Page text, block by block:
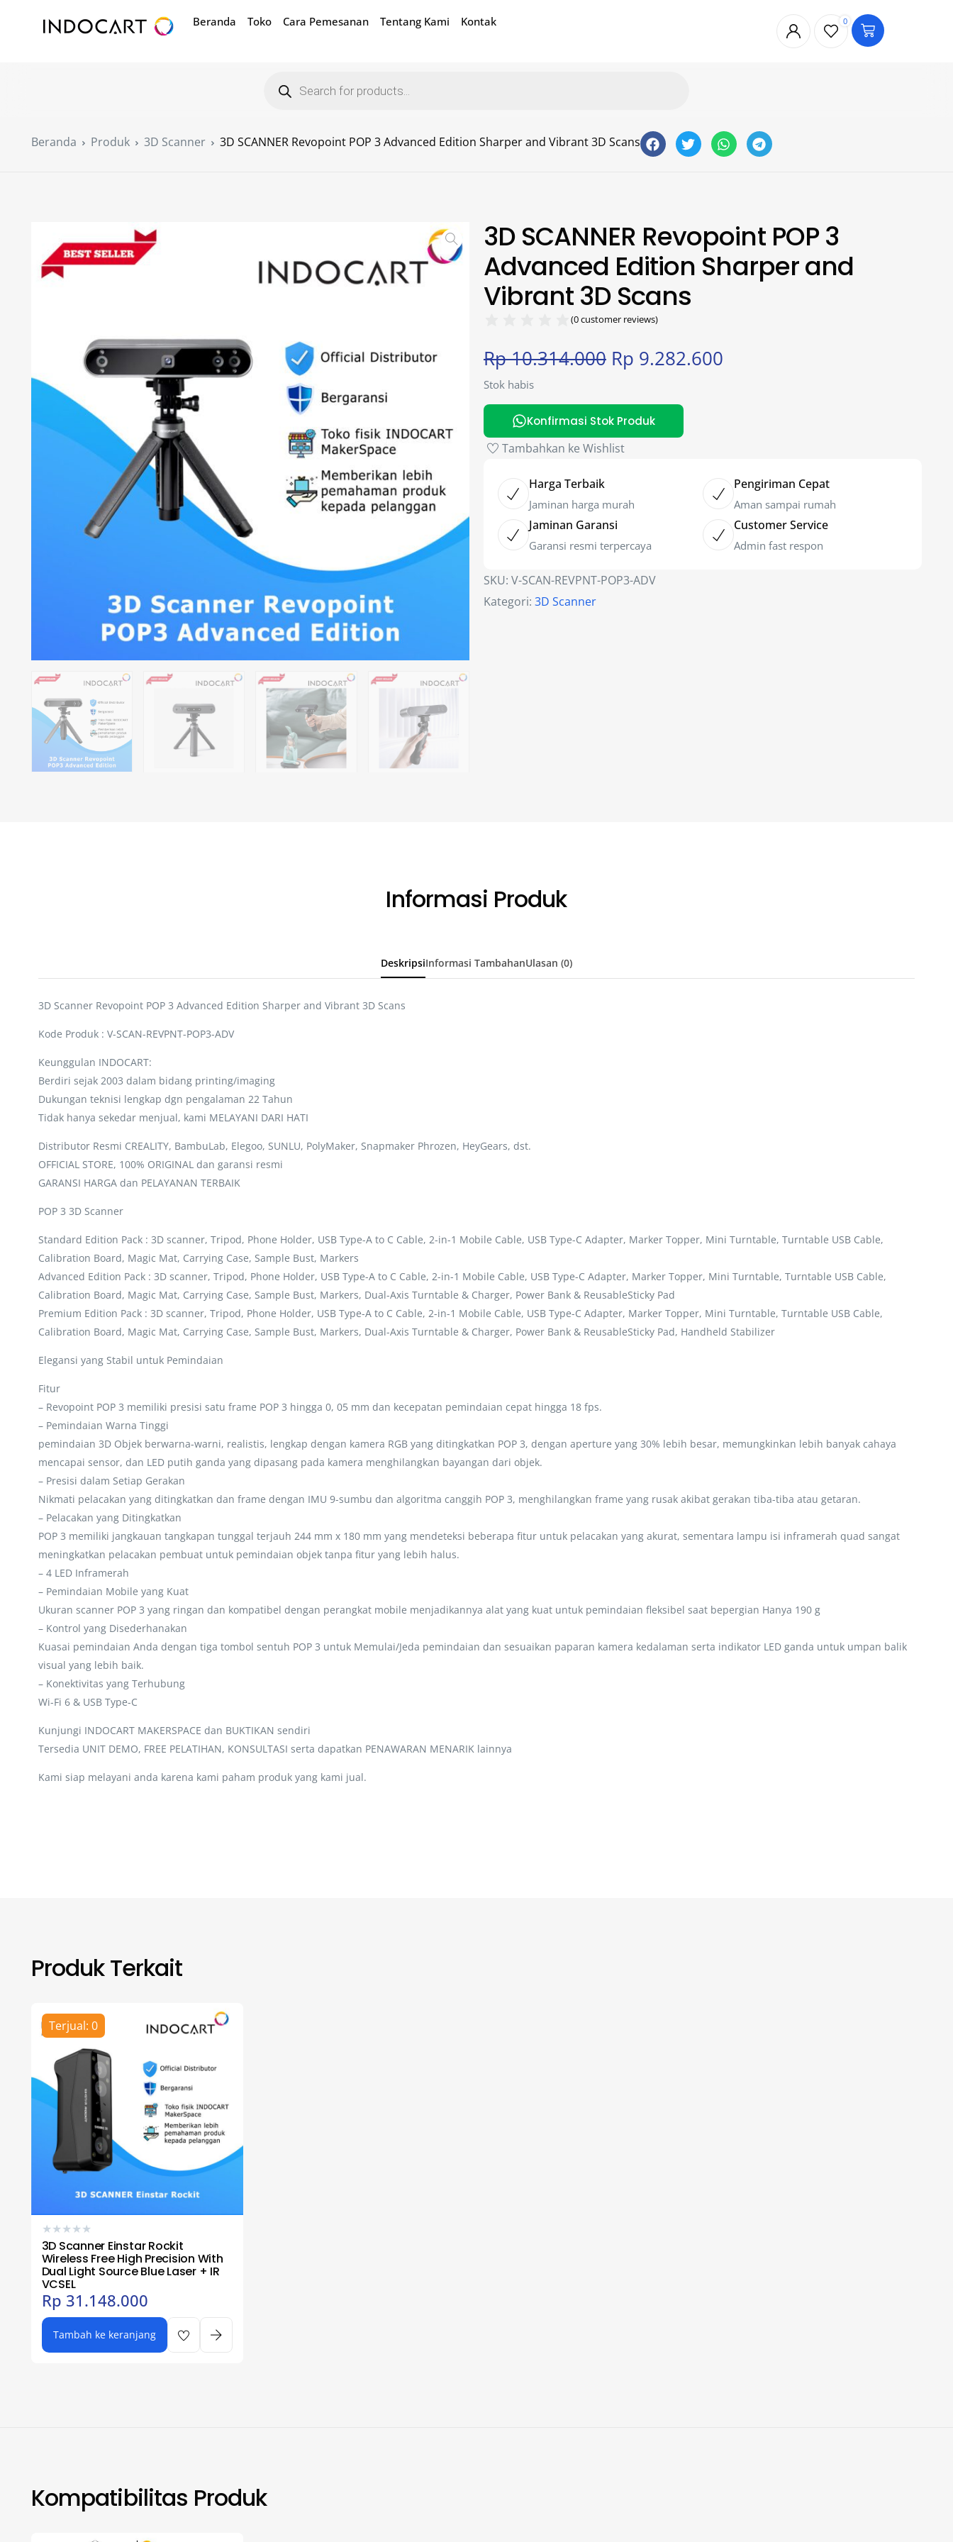
Beranda Toko Cara Pemesanan Tentang Kami Kontak 0
Beranda Produk 3D Scanner 3D SCANNER Revopoint POP 3 Advanced Edition Sharper and Vibrant 3D Scans
3D SCANNER Revopoint POP 3
Advanced Edition Sharper and
Vibrant 3D Scans
(0customer reviews)
Rp10.314.000 Rp 9.282.600
Stok habis
Konfirmasi Stok Produk
Tambahkan ke Wishlist
Harga Terbaik
Jaminan harga murah
Pengiriman Cepat
Aman sampai rumah
Jaminan Garansi
Garansi resmi terpercaya
Customer Service
Admin fast respon
SKU: V-SCAN-REVPNT-POP3-ADV
Kategori: 3D Scanner
Informasi Produk
DeskripsiInformasi TambahanUlasan (0)
3D Scanner Revopoint POP 3 Advanced Edition Sharper and Vibrant 3D Scans
Kode Produk : V-SCAN-REVPNT-POP3-ADV
Keunggulan INDOCART:
Berdiri sejak 2003 dalam bidang printing/imaging
Dukungan teknisi lengkap dgn pengalaman 22 Tahun
Tidak hanya sekedar menjual, kami MELAYANI DARI HATI
Distributor Resmi CREALITY, BambuLab, Elegoo, SUNLU, PolyMaker, Snapmaker Phrozen, HeyGears, dst.
OFFICIAL STORE, 100% ORIGINAL dan garansi resmi
GARANSI HARGA dan PELAYANAN TERBAIK
POP 3 3D Scanner
Standard Edition Pack : 3D scanner, Tripod, Phone Holder, USB Type-A to C Cable, 2-in-1 Mobile Cable, USB Type-C Adapter, Marker Topper, Mini Turntable, Turntable USB Cable,
Calibration Board, Magic Mat, Carrying Case, Sample Bust, Markers
Advanced Edition Pack : 3D scanner, Tripod, Phone Holder, USB Type-A to C Cable, 2-in-1 Mobile Cable, USB Type-C Adapter, Marker Topper, Mini Turntable, Turntable USB Cable,
Calibration Board, Magic Mat, Carrying Case, Sample Bust, Markers, Dual-Axis Turntable & Charger, Power Bank & ReusableSticky Pad
Premium Edition Pack : 3D scanner, Tripod, Phone Holder, USB Type-A to C Cable, 2-in-1 Mobile Cable, USB Type-C Adapter, Marker Topper, Mini Turntable, Turntable USB Cable,
Calibration Board, Magic Mat, Carrying Case, Sample Bust, Markers, Dual-Axis Turntable & Charger, Power Bank & ReusableSticky Pad, Handheld Stabilizer
Elegansi yang Stabil untuk Pemindaian
Fitur
– Revopoint POP 3 memiliki presisi satu frame POP 3 hingga 0, 05 mm dan kecepatan pemindaian cepat hingga 18 fps.
– Pemindaian Warna Tinggi
pemindaian 3D Objek berwarna-warni, realistis, lengkap dengan kamera RGB yang ditingkatkan POP 3, dengan aperture yang 30% lebih besar, memungkinkan lebih banyak cahaya
mencapai sensor, dan LED putih ganda yang dipasang pada kamera menghilangkan bayangan dari objek.
– Presisi dalam Setiap Gerakan
Nikmati pelacakan yang ditingkatkan dan frame dengan IMU 9-sumbu dan algoritma canggih POP 3, menghilangkan frame yang rusak akibat gerakan tiba-tiba atau getaran.
– Pelacakan yang Ditingkatkan
POP 3 memiliki jangkauan tangkapan tunggal terjauh 244 mm x 180 mm yang mendeteksi beberapa fitur untuk pelacakan yang akurat, sementara lampu isi inframerah quad sangat
meningkatkan pelacakan pembuat untuk pemindaian objek tanpa fitur yang lebih halus.
– 4 LED Inframerah
– Pemindaian Mobile yang Kuat
Ukuran scanner POP 3 yang ringan dan kompatibel dengan perangkat mobile menjadikannya alat yang kuat untuk pemindaian fleksibel saat bepergian Hanya 190 g
– Kontrol yang Disederhanakan
Kuasai pemindaian Anda dengan tiga tombol sentuh POP 3 untuk Memulai/Jeda pemindaian dan sesuaikan paparan kamera kedalaman serta indikator LED ganda untuk umpan balik
visual yang lebih baik.
– Konektivitas yang Terhubung
Wi-Fi 6 & USB Type-C
Kunjungi INDOCART MAKERSPACE dan BUKTIKAN sendiri
Tersedia UNIT DEMO, FREE PELATIHAN, KONSULTASI serta dapatkan PENAWARAN MENARIK lainnya
Kami siap melayani anda karena kami paham produk yang kami jual.
Produk Terkait
Terjual: 0
★★★★★
3D Scanner Einstar Rockit
Wireless Free High Precision With
Dual Light Source Blue Laser + IR
VCSEL
Rp 31.148.000
Tambah ke keranjang
Kompatibilitas Produk